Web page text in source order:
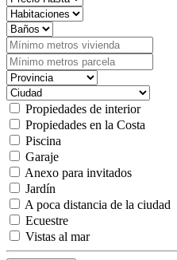
Propiedades de interior
Propiedades en la Costa
Piscina
Garaje
Anexo para invitados
Jardín
A poca distancia de la ciudad
Ecuestre
Vistas al mar